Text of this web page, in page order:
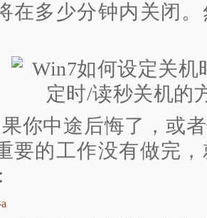
在多少分钟内关闭
中途后悔了，或者
要的工作没有做完